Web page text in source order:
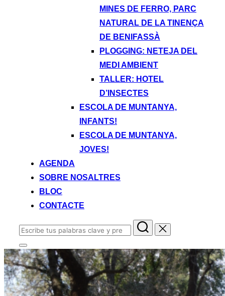
MINES DE FERRO, PARC
NATURAL DE LA TINENÇA
DE BENIFASSÀ
PLOGGING: NETEJA DEL
MEDI AMBIENT
TALLER: HOTEL
D’INSECTES
ESCOLA DE MUNTANYA,
INFANTS!
ESCOLA DE MUNTANYA,
JOVES!
AGENDA
SOBRE NOSALTRES
BLOC
CONTACTE
Buscar:
Alternar
la
barra
lateral
y
la